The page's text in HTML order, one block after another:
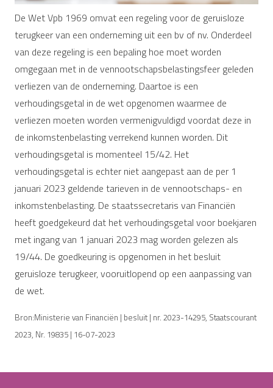
De Wet Vpb 1969 omvat een regeling voor de geruisloze
terugkeer van een onderneming uit een bv of nv. Onderdeel
van deze regeling is een bepaling hoe moet worden
omgegaan met in de vennootschapsbelastingsfeer geleden
verliezen van de onderneming. Daartoe is een
verhoudingsgetal in de wet opgenomen waarmee de
verliezen moeten worden vermenigvuldigd voordat deze in
de inkomstenbelasting verrekend kunnen worden. Dit
verhoudingsgetal is momenteel 15/42. Het
verhoudingsgetal is echter niet aangepast aan de per 1
januari 2023 geldende tarieven in de vennootschaps- en
inkomstenbelasting. De staatssecretaris van Financiën
heeft goedgekeurd dat het verhoudingsgetal voor boekjaren
met ingang van 1 januari 2023 mag worden gelezen als
19/44. De goedkeuring is opgenomen in het besluit
geruisloze terugkeer, vooruitlopend op een aanpassing van
de wet.
Bron:Ministerie van Financiën | besluit | nr. 2023-14295, Staatscourant
2023, Nr. 19835 | 16-07-2023